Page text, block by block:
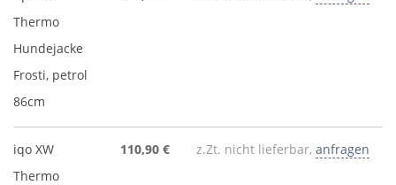
Thermo
Hundejacke
Frosti, petrol
86cm
iqo XW
Thermo
110,90 € z.Zt. nicht lieferbar, anfragen